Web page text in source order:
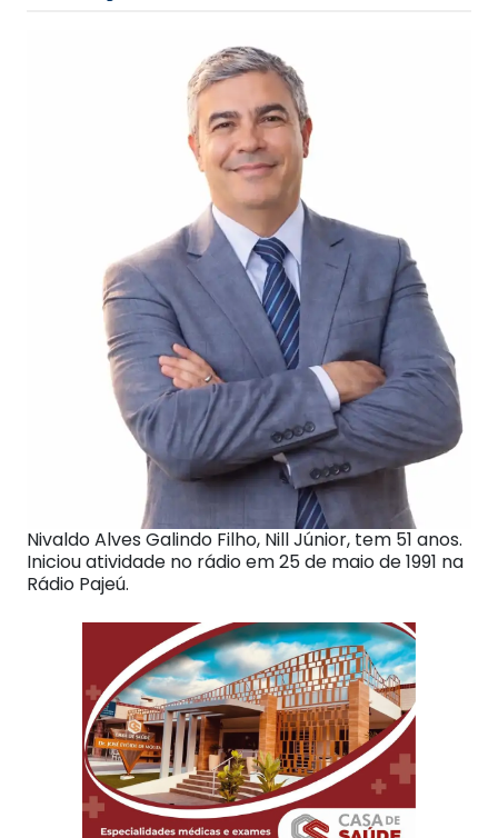
Nivaldo Alves Galindo Filho, Nill Júnior, tem 51 anos.
Iniciou atividade no rádio em 25 de maio de 1991 na
Rádio Pajeú.